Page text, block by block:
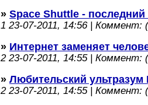
» Space Shuttle - последний
1 23-07-2011, 14:56 | Коммент:
» Интернет заменяет
223-07-2011, 14:55 | Коммент:
» Любительский ультразум
223-07-2011, 14:55 | Коммент: